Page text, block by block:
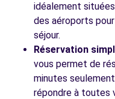
idéalement
des aéroports
séjour.
Réservation
vous permet de
minutes
répondre à toutes